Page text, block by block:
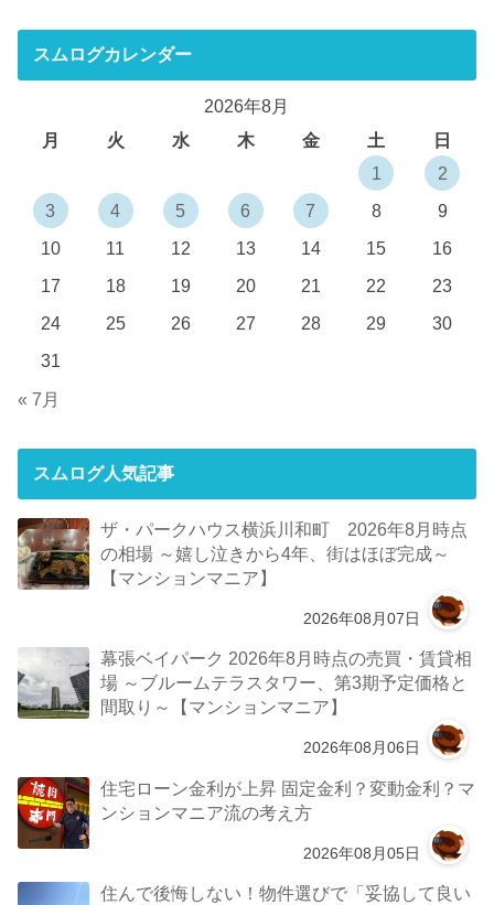
スムログカレンダー
2026年8月
月
火 水 木 金 土
日
1
2
3
4 5 6 7 8
9
10
11 12 13 14 15
16
17
18 19 20 21 22
23
24
25 26 27 28 29
30
31
« 7月
スムログ人気記事
ザ・パークハウス横浜川和町 2026年8月時点
の相場 ～嬉し泣きから4年、街はほぼ完成～
【マンションマニア】
2026年08月07日
幕張ベイパーク 2026年8月時点の売買・賃貸相
場 ～ブルームテラスタワー、第3期予定価格と
間取り～【マンションマニア】
2026年08月06日
住宅ローン金利が上昇 固定金利？変動金利？マ
ンションマニア流の考え方
2026年08月05日
住んで後悔しない！物件選びで「妥協して良い